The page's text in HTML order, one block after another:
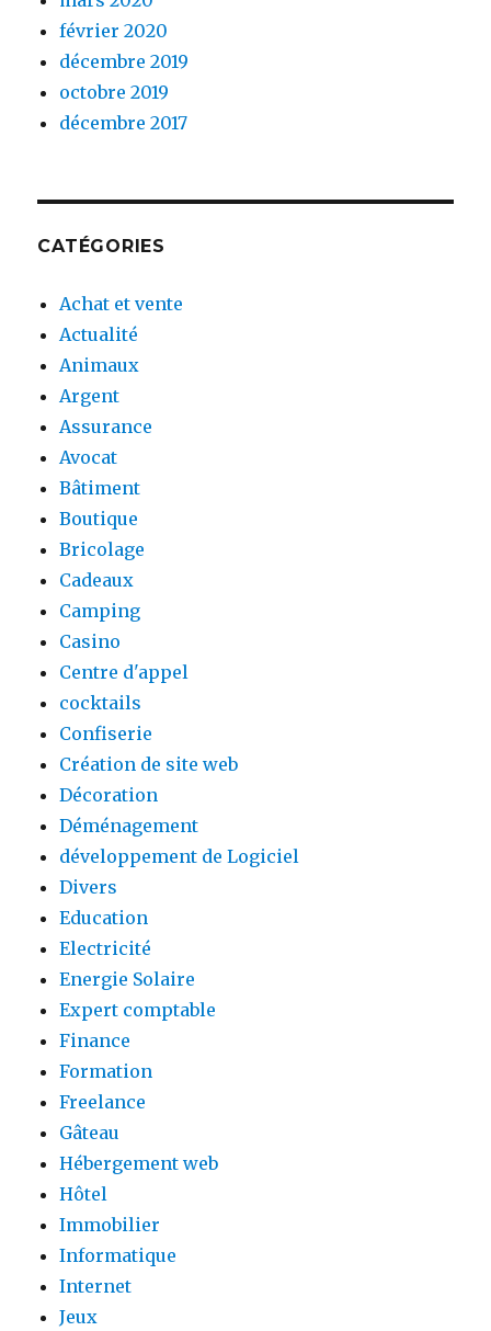
février 2020
décembre 2019
octobre 2019
décembre 2017
CATÉGORIES
Achat et vente
Actualité
Animaux
Argent
Assurance
Avocat
Bâtiment
Boutique
Bricolage
Cadeaux
Camping
Casino
Centre d'appel
cocktails
Confiserie
Création de site web
Décoration
Déménagement
développement de Logiciel
Divers
Education
Electricité
Energie Solaire
Expert comptable
Finance
Formation
Freelance
Gâteau
Hébergement web
Hôtel
Immobilier
Informatique
Internet
Jeux